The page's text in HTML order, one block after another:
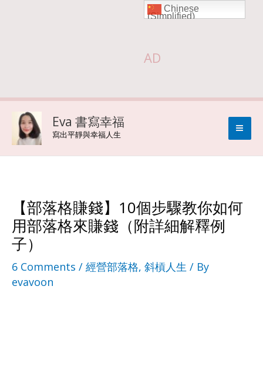
Chinese
(Simplified)
AD
Eva 書寫幸福
寫出平靜與幸福人生
【部落格賺錢】10個步驟教你如何
用部落格來賺錢（附詳細解釋例
子）
6 Comments / 經營部落格, 斜槓人生 / By
evavoon